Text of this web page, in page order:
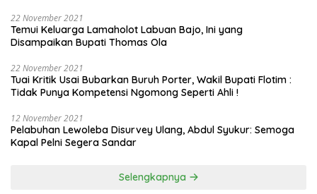
22 November 2021
Temui Keluarga Lamaholot Labuan Bajo, Ini yang
Disampaikan Bupati Thomas Ola
22 November 2021
Tuai Kritik Usai Bubarkan Buruh Porter, Wakil Bupati Flotim :
Tidak Punya Kompetensi Ngomong Seperti Ahli !
12 November 2021
Pelabuhan Lewoleba Disurvey Ulang, Abdul Syukur: Semoga
Kapal Pelni Segera Sandar
Selengkapnya